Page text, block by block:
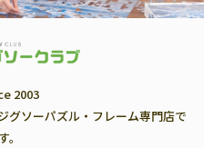
2003
グソーパズル・フレーム専門店で
す。